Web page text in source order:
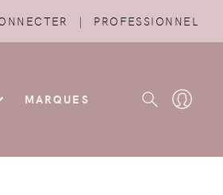
| PROFESSIONNEL
MARQUES